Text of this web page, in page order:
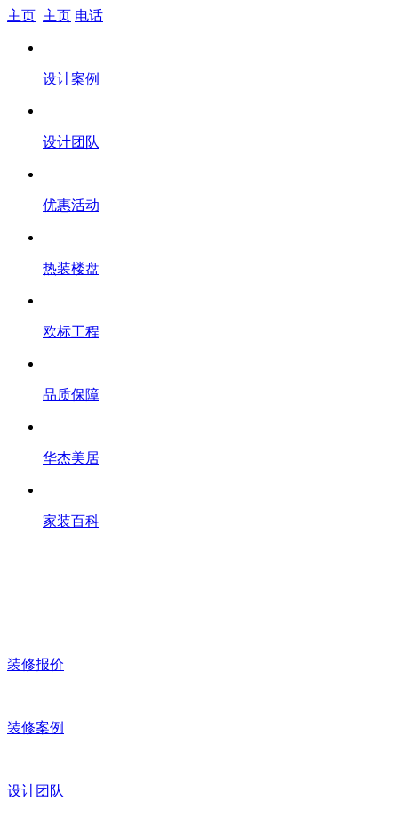
主页 主页 电话
设计案例
设计团队
优惠活动
热装楼盘
欧标工程
品质保障
华杰美居
家装百科
装修报价
装修案例
设计团队